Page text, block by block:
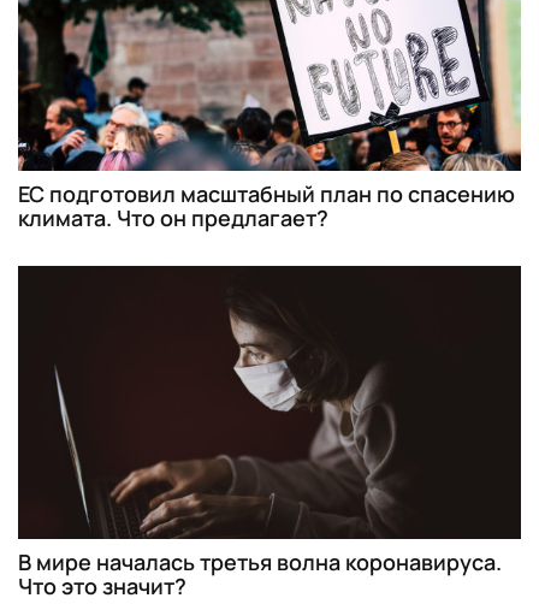
ЕС подготовил масштабный план по спасению
климата. Что он предлагает?
В мире началась третья волна коронавируса.
Что это значит?